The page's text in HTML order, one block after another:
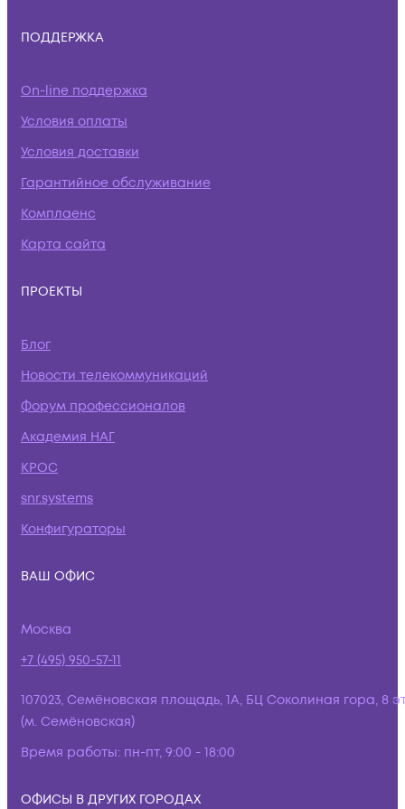
ПОДДЕРЖКА
On-line поддержка
Условия оплаты
Условия доставки
Гарантийное обслуживание
Комплаенс
Карта сайта
ПРОЕКТЫ
Блог
Новости телекоммуникаций
Форум профессионалов
Академия НАГ
КРОС
snr.systems
Конфигураторы
ВАШ ОФИС
Москва
+7 (495) 950-57-11
107023, Семёновская площадь, 1А, БЦ Соколиная гора, 8
(м. Семёновская)
Время работы: пн-пт, 9:00 - 18:00
ОФИСЫ В ДРУГИХ ГОРОДАХ